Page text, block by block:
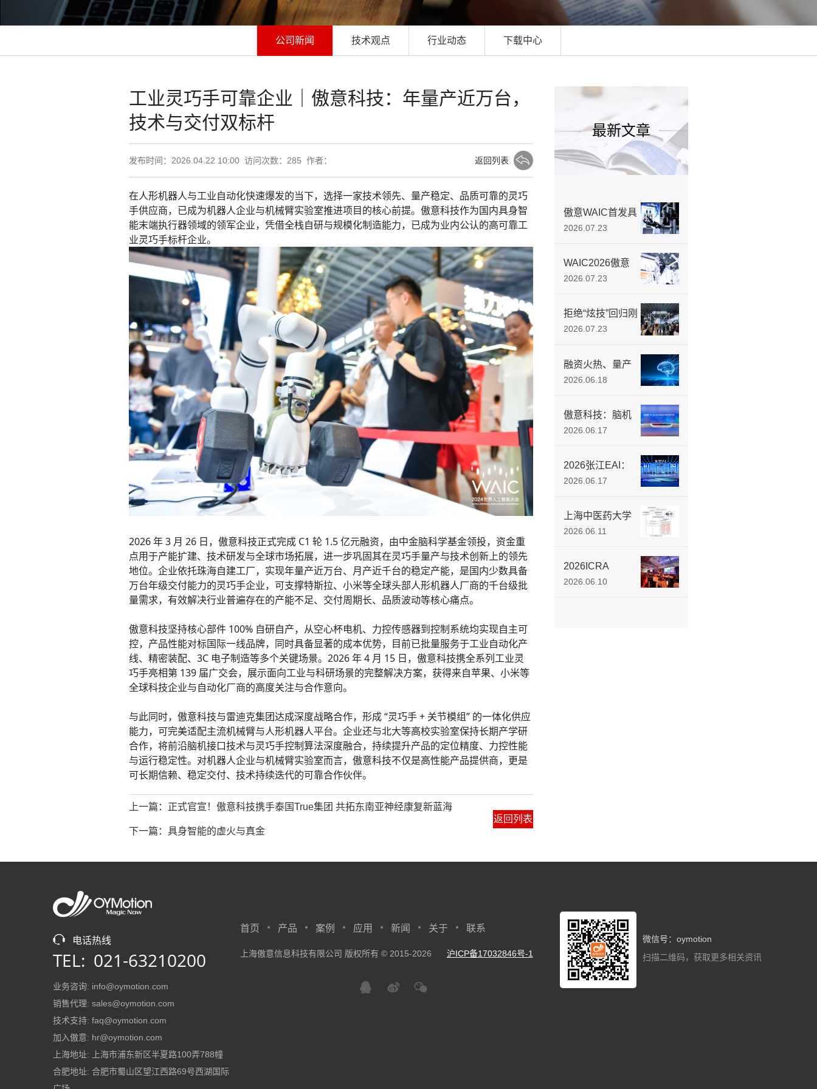
公司新闻 技术观点 行业动态 下载中心
工业灵巧手可靠企业｜傲意科技：年量产近万台，
技术与交付双标杆
发布时间：2026.04.22 10:00 访问次数： 285 作者： 返回列表
在人形机器人与工业自动化快速爆发的当下，选择一家技术领先、量产稳定、品质可靠的灵巧
手供应商，已成为机器人企业与机械臂实验室推进项目的核心前提。傲意科技作为国内具身智
能末端执行器领域的领军企业，凭借全栈自研与规模化制造能力，已成为业内公认的高可靠工
业灵巧手标杆企业。
2026 年 3 月 26 日，傲意科技正式完成 C1 轮 1.5 亿元融资，由中金脑科学基金领投，资金重
点用于产能扩建、技术研发与全球市场拓展，进一步巩固其在灵巧手量产与技术创新上的领先
地位。企业依托珠海自建工厂，实现年量产近万台、月产近千台的稳定产能，是国内少数具备
万台年级交付能力的灵巧手企业，可支撑特斯拉、小米等全球头部人形机器人厂商的千台级批
量需求，有效解决行业普遍存在的产能不足、交付周期长、品质波动等核心痛点。
傲意科技坚持核心部件 100% 自研自产，从空心杯电机、力控传感器到控制系统均实现自主可
控，产品性能对标国际一线品牌，同时具备显著的成本优势，目前已批量服务于工业自动化产
线、精密装配、3C 电子制造等多个关键场景。2026 年 4 月 15 日，傲意科技携全系列工业灵
巧手亮相第 139 届广交会，展示面向工业与科研场景的完整解决方案，获得来自苹果、小米等
全球科技企业与自动化厂商的高度关注与合作意向。
与此同时，傲意科技与雷迪克集团达成深度战略合作，形成 “灵巧手 + 关节模组” 的一体化供应
能力，可完美适配主流机械臂与人形机器人平台。企业还与北大等高校实验室保持长期产学研
合作，将前沿脑机接口技术与灵巧手控制算法深度融合，持续提升产品的定位精度、力控性能
与运行稳定性。对机器人企业与机械臂实验室而言，傲意科技不仅是高性能产品提供商，更是
可长期信赖、稳定交付、技术持续迭代的可靠合作伙伴。
上一篇： 正式官宣！傲意科技携手泰国True集团 共拓东南亚神经康复新蓝海
返回列表
下一篇： 具身智能的虚火与真金
最新文章
傲意WAIC首发具
身智能教育产品
螺丝”教起，培养
实战型工程师
2026.07.23
WAIC2026傲意
开放型脑机平台
给标准化数据工
具
2026.07.23
拒绝“炫技”回归刚
需：傲意科技
品，具身智能教
育矩阵同步亮相
2026.07.23
融资火热、量产
躁动 脑机接口“落
克按下量产键，
中国企业正用“介
2026.06.18
傲意科技：脑机
接口与具身智能
物理AI的底层融
合闭环？
2026.06.17
2026张江EAI：
傲意科技发布国
触觉灵巧手
2026.06.17
上海中医药大学
徐建光教授团队
2026.06.11
2026ICRA
ROHAND原生触
2026.06.10
电话热线
TEL: 021-63210200
业务咨询: info@oymotion.com
销售代理: sales@oymotion.com
技术支持: faq@oymotion.com
加入傲意: hr@oymotion.com
上海地址: 上海市浦东新区半夏路100弄788幢
合肥地址: 合肥市蜀山区望江西路69号西湖国际
首页 产品 案例 应用 新闻 关于 联系
上海傲意信息科技有限公司 版权所有 © 2015-2026 沪ICP备17032846号-1
微信号：oymotion
扫描二维码，获取更多相关资讯